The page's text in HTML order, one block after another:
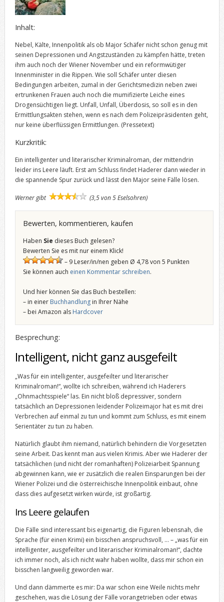
Inhalt:
Nebel, Kälte, Innenpolitik als ob Major Schäfer nicht schon genug mit
seinen Depressionen und Angstzuständen zu kämpfen hätte, treten
ihm auch noch der Wiener November und ein reformwütiger
Innenminister in die Rippen. Wie soll Schäfer unter diesen
Bedingungen arbeiten, zumal in der Gerichtsmedizin neben zwei
ertrunkenen Frauen auch noch die mumifizierte Leiche eines
Drogensüchtigen liegt. Unfall, Unfall, Überdosis, so soll es in den
Ermittlungsakten stehen, wenn es nach dem Polizeipräsidenten geht,
nur keine überflüssigen Ermittlungen. (Pressetext)
Kurzkritik:
Ein intelligenter und literarischer Kriminalroman, der mittendrin
leider ins Leere läuft. Erst am Schluss findet Haderer dann wieder in
die spannende Spur zurück und lässt den Major seine Fälle lösen.
Werner gibt (3,5 von 5 Eselsohren)
Bewerten, kommentieren, kaufen
Haben Sie dieses Buch gelesen?
Bewerten Sie es mit nur einem Klick!
– 9 Leser/in/nen geben Ø 4,78 von 5 Punkten
Sie können auch einen Kommentar schreiben.
Und hier können Sie das Buch bestellen:
– in einer Buchhandlungin Ihrer Nähe
– bei Amazon als Hardcover
Besprechung:
Intelligent, nicht ganz ausgefeilt
„Was für ein intelligenter, ausgefeilter und literarischer
Kriminalroman!“, wollte ich schreiben, während ich Haderers
„Ohnmachtsspiele“ las. Ein nicht bloß depressiver, sondern
tatsächlich an Depressionen leidender Polizeimajor hat es mit drei
Verbrechen auf einmal zu tun und kommt zum Schluss, es mit einem
Serientäter zu tun zu haben.
Natürlich glaubt ihm niemand, natürlich behindern die Vorgesetzten
seine Arbeit. Das kennt man aus vielen Krimis. Aber wie Haderer der
tatsächlichen (und nicht der romanhaften) Polizeiarbeit Spannung
abgewinnen kann, wie er zusätzlich die realen Einsparungen bei der
Wiener Polizei und die österreichische Innenpolitik einbaut, ohne
dass dies aufgesetzt wirken würde, ist großartig.
Ins Leere gelaufen
Die Fälle sind interessant bis eigenartig, die Figuren lebensnah, die
Sprache (für einen Krimi) ein bisschen anspruchsvoll, … – „was für ein
intelligenter, ausgefeilter und literarischer Kriminalroman!“, dachte
ich immer noch, als ich nicht wahr haben wollte, dass mir schon ein
bisschen langweilig geworden war.
Und dann dämmerte es mir: Da war schon eine Weile nichts mehr
geschehen, was die Lösung der Fälle vorangetrieben oder etwas